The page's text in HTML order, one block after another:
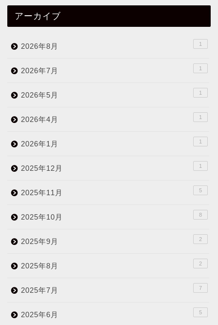
アーカイブ
2026年8月 1
2026年7月 1
2026年5月 1
2026年4月 1
2026年1月 1
2025年12月 1
2025年11月 5
2025年10月 8
2025年9月 2
2025年8月 2
2025年7月 7
2025年6月 5